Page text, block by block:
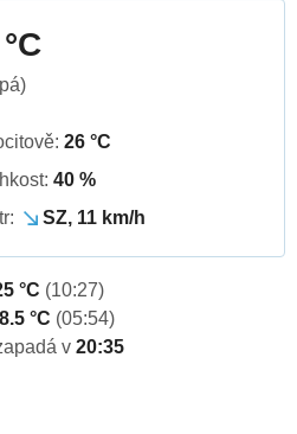
26 °C
40 %
SZ, 11 km/h
°C (10:27)
°C (05:54)
v 20:35